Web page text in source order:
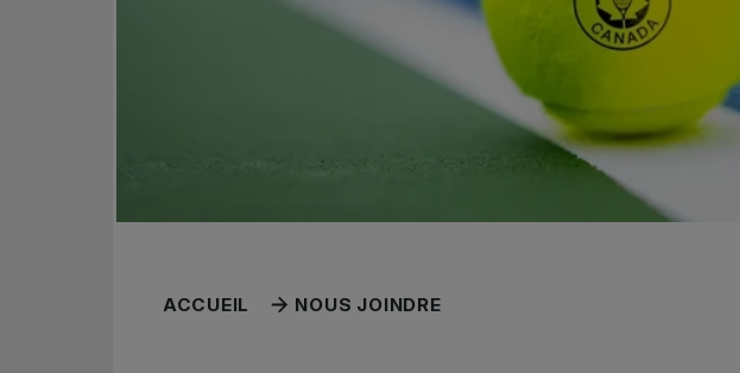
ACCUEIL NOUS JOINDRE